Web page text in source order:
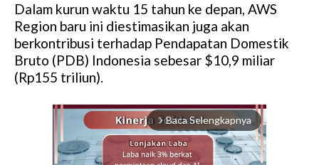
Dalam kurun waktu 15 tahun ke depan, AWS
Region baru ini diestimasikan juga akan
berkontribusi terhadap Pendapatan Domestik
Bruto (PDB) Indonesia sebesar $10,9 miliar
(Rp155 triliun).
arrow_forward_ios Baca Selengkapnya